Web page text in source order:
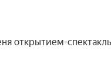
открытием-